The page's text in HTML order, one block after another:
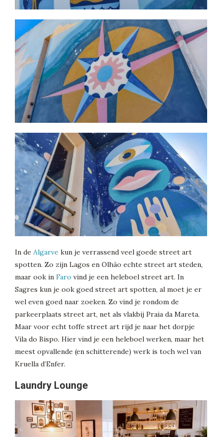
In de Algarve kun je verrassend veel goede street art
spotten. Zo zijn Lagos en Olhão echte street art steden,
maar ook in Faro vind je een heleboel street art. In
Sagres kun je ook goed street art spotten, al moet je er
wel even goed naar zoeken. Zo vind je rondom de
parkeerplaats street art, net als vlakbij Praia da Mareta.
Maar voor echt toffe street art rijd je naar het dorpje
Vila do Bispo. Hier vind je een heleboel werken, maar het
meest opvallende (en schitterende) werk is toch wel van
Kruella d’Enfer.
Laundry Lounge